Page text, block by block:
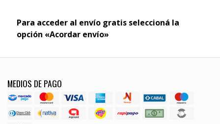
Para acceder al envío gratis seleccioná la
opción «Acordar envío»
MEDIOS DE PAGO